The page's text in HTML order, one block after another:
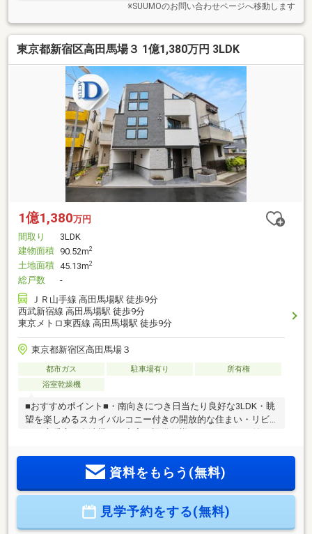
※SUUMOのお問い合わせページへ移動します
東京都新宿区高田馬場３ 1億1,380万円 3LDK
1億1,380万円
間取り
3LDK
建物面積 90.52m2
土地面積 45.13m2
総戸数
-
ＪＲ山手線 高田馬場駅 徒歩9分
西武新宿線 高田馬場駅 徒歩9分
東京メトロ東西線 高田馬場駅 徒歩9分
東京都新宿区高田馬場３
都市ガス 駐車場有り
所有権
浴室乾燥機
■おすすめポイント■・南向きにつき日当たり良好な3LDK・眺
望を楽しめるスカイバルコニー付きの開放的な住まい・リビ
4相当の安心設計・探し始めのお客様、正しい家探しをお伝え
します＊ご来店頂きアンケート回答でギフトカードプレゼン
《見学予約》ボタンをクリック！又は大和アクタス 0120-105-
111(通話無料)まで
資料をもらう(無料)
見学予約をする(無料)